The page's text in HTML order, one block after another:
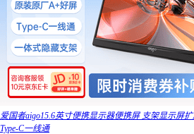
爱国者aigo15.6英寸便携显示器便携屏 支架显示屏
Type-C一线通